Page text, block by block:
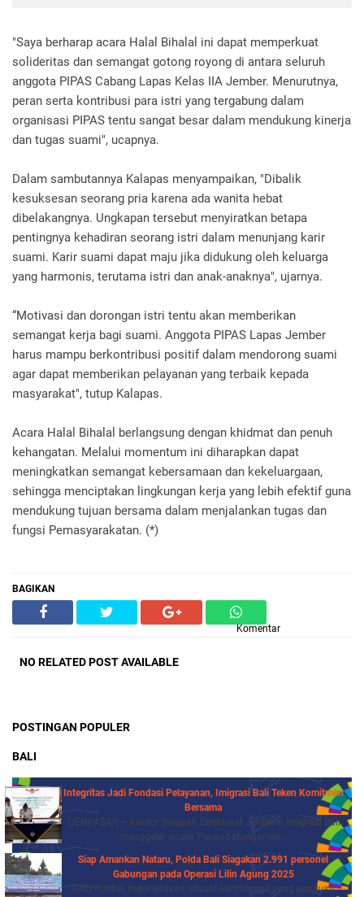
"Saya berharap acara Halal Bihalal ini dapat memperkuat
solideritas dan semangat gotong royong di antara seluruh
anggota PIPAS Cabang Lapas Kelas IIA Jember. Menurutnya,
peran serta kontribusi para istri yang tergabung dalam
organisasi PIPAS tentu sangat besar dalam mendukung kinerja
dan tugas suami", ucapnya.
Dalam sambutannya Kalapas menyampaikan, "Dibalik
kesuksesan seorang pria karena ada wanita hebat
dibelakangnya. Ungkapan tersebut menyiratkan betapa
pentingnya kehadiran seorang istri dalam menunjang karir
suami. Karir suami dapat maju jika didukung oleh keluarga
yang harmonis, terutama istri dan anak-anaknya", ujarnya.
“Motivasi dan dorongan istri tentu akan memberikan
semangat kerja bagi suami. Anggota PIPAS Lapas Jember
harus mampu berkontribusi positif dalam mendorong suami
agar dapat memberikan pelayanan yang terbaik kepada
masyarakat", tutup Kalapas.
Acara Halal Bihalal berlangsung dengan khidmat dan penuh
kehangatan. Melalui momentum ini diharapkan dapat
meningkatkan semangat kebersamaan dan kekeluargaan,
sehingga menciptakan lingkungan kerja yang lebih efektif guna
mendukung tujuan bersama dalam menjalankan tugas dan
fungsi Pemasyarakatan. (*)
BAGIKAN
Komentar
NO RELATED POST AVAILABLE
POSTINGAN POPULER
BALI
Integritas Jadi Fondasi Pelayanan, Imigrasi Bali Teken Komitmen
Bersama
DENPASAR – Kantor Wilayah Direktorat Jenderal Imigrasi Bali
menggelar acara Penandatanganan...
Siap Amankan Nataru, Polda Bali Siagakan 2.991 personel
Gabungan pada Operasi Lilin Agung 2025
BALI - Untuk menciptakan situasi kamtibmas yang kondusif